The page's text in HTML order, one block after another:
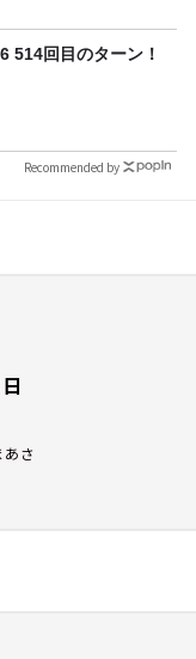
514回目のターン！
Recommended by
さ